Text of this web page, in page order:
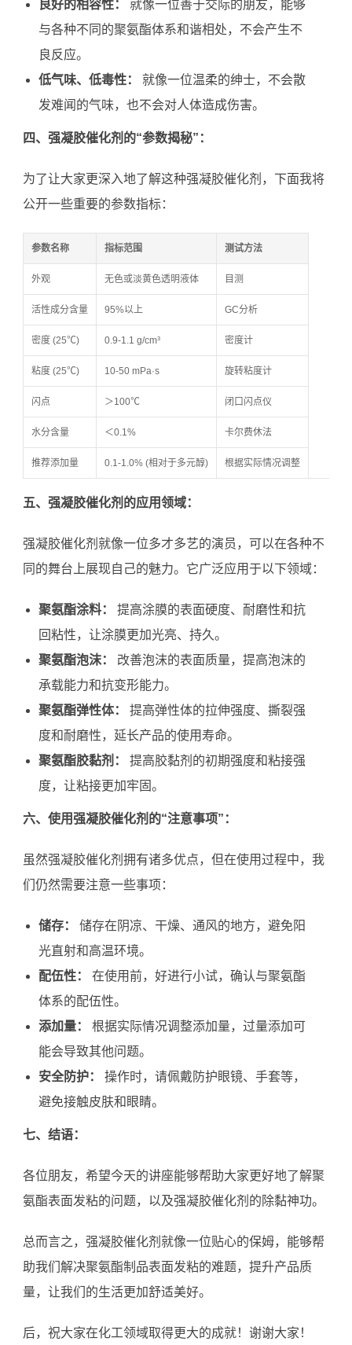
良好的相容性：
就像一位善于交际的朋友，能够
与各种不同的聚氨酯体系和谐相处，不会产生不
良反应。
低气味、低毒性：
就像一位温柔的绅士，不会散
发难闻的气味，也不会对人体造成伤害。
四、强凝胶催化剂的“参数揭秘”：
为了让大家更深入地了解这种强凝胶催化剂，下面我将
公开一些重要的参数指标：
参数名称 指标范围 测试方法
外观 无色或淡黄色透明液体 目测
活性成分含量 95%以上 GC分析
密度 (25℃) 0.9-1.1 g/cm³ 密度计
粘度 (25℃) 10-50 mPa·s 旋转粘度计
闪点 ＞100℃ 闭口闪点仪
水分含量 ＜0.1% 卡尔费休法
推荐添加量 0.1-1.0% (相对于多元醇) 根据实际情况调整
五、强凝胶催化剂的应用领域：
强凝胶催化剂就像一位多才多艺的演员，可以在各种不
同的舞台上展现自己的魅力。它广泛应用于以下领域：
聚氨酯涂料：
提高涂膜的表面硬度、耐磨性和抗
回粘性，让涂膜更加光亮、持久。
聚氨酯泡沫：
改善泡沫的表面质量，提高泡沫的
承载能力和抗变形能力。
聚氨酯弹性体：
提高弹性体的拉伸强度、撕裂强
度和耐磨性，延长产品的使用寿命。
聚氨酯胶黏剂：
提高胶黏剂的初期强度和粘接强
度，让粘接更加牢固。
六、使用强凝胶催化剂的“注意事项”：
虽然强凝胶催化剂拥有诸多优点，但在使用过程中，我
们仍然需要注意一些事项：
储存：
储存在阴凉、干燥、通风的地方，避免阳
光直射和高温环境。
配伍性：
在使用前，好进行小试，确认与聚氨酯
体系的配伍性。
添加量：
根据实际情况调整添加量，过量添加可
能会导致其他问题。
安全防护：
操作时，请佩戴防护眼镜、手套等，
避免接触皮肤和眼睛。
七、结语：
各位朋友，希望今天的讲座能够帮助大家更好地了解聚
氨酯表面发粘的问题，以及强凝胶催化剂的除黏神功。
总而言之，强凝胶催化剂就像一位贴心的保姆，能够帮
助我们解决聚氨酯制品表面发粘的难题，提升产品质
量，让我们的生活更加舒适美好。
后，祝大家在化工领域取得更大的成就！谢谢大家！